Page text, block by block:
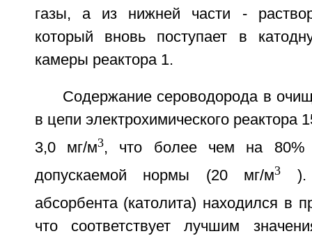
газы, а из нижней части -
который вновь поступает в
камеры реактора 1.
Содержание сероводорода в
в цепи электрохимического реактора
3,0 мг/м3, что более чем на 80%
допускаемой нормы (20 мг/м3
).
абсорбента (католита) находился в
что соответствует лучшим